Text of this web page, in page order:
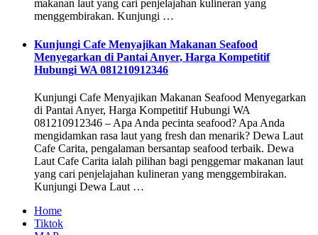
makanan laut yang cari penjelajahan kulineran yang
menggembirakan. Kunjungi …
Kunjungi Cafe Menyajikan Makanan Seafood
Menyegarkan di Pantai Anyer, Harga Kompetitif
Hubungi WA 081210912346
Kunjungi Cafe Menyajikan Makanan Seafood Menyegarkan
di Pantai Anyer, Harga Kompetitif Hubungi WA
081210912346 – Apa Anda pecinta seafood? Apa Anda
mengidamkan rasa laut yang fresh dan menarik? Dewa Laut
Cafe Carita, pengalaman bersantap seafood terbaik. Dewa
Laut Cafe Carita ialah pilihan bagi penggemar makanan laut
yang cari penjelajahan kulineran yang menggembirakan.
Kunjungi Dewa Laut …
Home
Tiktok